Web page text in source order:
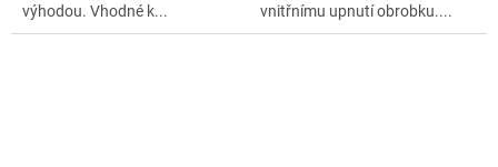
výhodou. Vhodné k...
vnitřnímu upnutí obrobku....